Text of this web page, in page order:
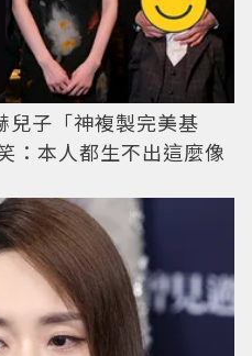
兒子「神複製完美基
：本人都生不出這麼像